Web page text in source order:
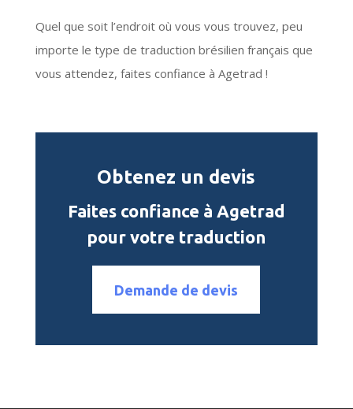
Quel que soit l’endroit où vous vous trouvez, peu
importe le type de traduction brésilien français que
vous attendez, faites confiance à Agetrad !
Obtenez un devis
Faites confiance à Agetrad
pour votre traduction
Demande de devis